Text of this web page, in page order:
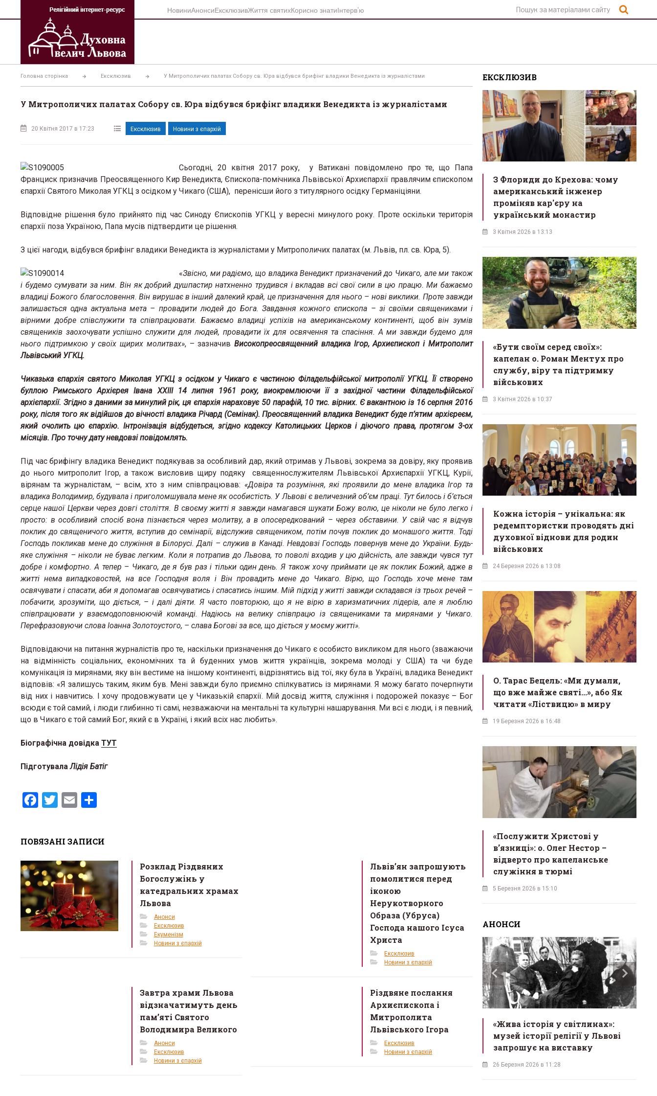
вмісту
НовиниАнонсиЕксклюзивЖиття святихКорисно знатиІнтерв’ю
Головна сторінка Ексклюзив У Митрополичих палатах Собору св. Юра відбувся брифінг владики Венедикта із журналістами
У Митрополичих палатах Собору св. Юра відбувся брифінг владики Венедикта із журналістами
20 Квітня 2017 в 17:23 Ексклюзив Новини з єпархій
Сьогодні, 20 квітня 2017 року, у Ватикані повідомлено про те, що Папа
Франциск призначив Преосвященного Кир Венедикта, Єпископа-помічника Львівської Архиєпархії правлячим єпископом
єпархії Святого Миколая УГКЦ з осідком у Чикаго (США), перенісши його з титулярного осідку Германіціяни.
Відповідне рішення було прийнято під час Синоду Єпископів УГКЦ у вересні минулого року. Проте оскільки територія
єпархії поза Україною, Папа мусів підтвердити це рішення.
З цієї нагоди, відбувся брифінг владики Венедикта із журналістами у Митрополичих палатах (м. Львів, пл. св. Юра, 5).
«Звісно, ми радіємо, що владика Венедикт призначений до Чикаго, але ми також
і будемо сумувати за ним. Він як добрий душпастир натхненно трудився і вкладав всі свої сили в цю працю. Ми бажаємо
владиці Божого благословення. Він вирушає в інший далекий край, це призначення для нього – нові виклики. Проте завжди
залишається одна актуальна мета – провадити людей до Бога. Завдання кожного єпископа – зі своїми священиками і
вірними добре співслужити та співпрацювати. Бажаємо владиці успіхів на американському континенті, щоб він зумів
священиків заохочувати успішно служити для людей, провадити їх для освячення та спасіння. А ми завжди будемо для
нього підтримкою у своїх щирих молитвах», – зазначивВисокопреосвященний владика Ігор, Архиєпископ і Митрополит
Львівський УГКЦ.
Чиказька єпархія святого Миколая УГКЦ з осідком у Чикаго є частиною Філадельфійської митрополії УГКЦ. Її створено
буллою Римського Архієрея Івана XXIII 14 липня 1961 року, виокремлюючи її з західної частини Філадельфійської
архієпархії. Згідно з даними за минулий рік, ця єпархія нараховує 50 парафій, 10 тис. вірних. Є вакантною із 16 серпня 2016
року, після того як відійшов до вічності владика Річард (Семінак). Преосвященний владика Венедикт буде п’ятим архієреєм,
який очолить цю єпархію. Інтронізація відбудеться, згідно кодексу Католицьких Церков і діючого права, протягом 3-ох
місяців. Про точну дату невдовзі повідомлять.
Під час брифінгу владика Венедикт подякував за особливий дар, який отримав у Львові, зокрема за довіру, яку проявив
до нього митрополит Ігор, а також висловив щиру подяку священнослужителям Львівської Архиєпархії УГКЦ, Курії,
вірянам та журналістам, – всім, хто з ним співпрацював: «Довіра та розуміння, які проявили до мене владика Ігор та
владика Володимир, будувала і приголомшувала мене як особистість. У Львові є величезний об’єм праці. Тут билось і б’ється
серце нашої Церкви через довгі століття. В своєму житті я завжди намагався шукати Божу волю, це ніколи не було легко і
просто: в особливий спосіб вона пізнається через молитву, а в опосередкований – через обставини. У свій час я відчув
поклик до священичого життя, вступив до семінарії, відслужив священиком, потім почув поклик до монашого життя. Тоді
Господь покликав мене до служіння в Білорусі. Далі – служив в Канаді. Невдовзі Господь повернув мене до України. Будь-
яке служіння – ніколи не буває легким. Коли я потрапив до Львова, то поволі входив у цю дійсність, але завжди чувся тут
добре і комфортно. А тепер – Чикаго, де я був раз і тільки один день. Я також хочу приймати це як поклик Божий, адже в
житті нема випадковостей, на все Господня воля і Він провадить мене до Чикаго. Вірю, що Господь хоче мене там
освячувати і спасати, аби я допомагав освячуватись і спасатись іншим. Мій підхід у житті завжди складався із трьох речей –
побачити, зрозуміти, що діється, – і далі діяти. Я часто повторюю, що я не вірю в харизматичних лідерів, але я люблю
співпрацювати у взаємодоповнюючій команді. Надіюсь на велику співпрацю із священиками та мирянами у Чикаго.
Перефразовуючи слова Іоанна Золотоустого, – слава Богові за все, що діється у моєму житті».
Відповідаючи на питання журналістів про те, наскільки призначення до Чикаго є особисто викликом для нього (зважаючи
на відмінність соціальних, економічних та й буденних умов життя українців, зокрема молоді у США) та чи буде
комунікація із мирянами, яку він вестиме на іншому континенті, відрізнятись від тої, яку була в Україні, владика Венедикт
відповів: «Я залишусь таким, яким був. Мені завжди було приємно спілкуватись із мирянами. Я можу багато почерпнути
від них і навчитись. І хочу продовжувати це у Чиказькій єпархії. Мій досвід життя, служіння і подорожей показує – Бог
всюди є той самий, і люди глибинно ті самі, незважаючи на ментальні та культурні нашарування. Ми всі є люди, і я певний,
що в Чикаго є той самий Бог, який є в Україні, і який всіх нас любить».
Біографічна довідка ТУТ
ПідготувалаЛідія Батіг
F
b
o
o
k
T
er
E
e
ПОВЯЗАНІ ЗАПИСИ
Розклад Різдвяних
Богослужінь у
катедральних храмах
Львова
Анонси
Ексклюзив
Екуменізм
Новини з єпархій
Львів’ян запрошують
помолитися перед
іконою
Нерукотворного
Образа (Убруса)
Господа нашого Ісуса
Христа
Ексклюзив
Новини з єпархій
Завтра храми Львова
відзначатимуть день
пам’яті Святого
Володимира Великого
Анонси
Ексклюзив
Новини з єпархій
Різдвяне послання
Архиєпископа і
Митрополита
Львівського Ігора
Ексклюзив
Новини з єпархій
ЕКСКЛЮЗИВ
З Флориди до Крехова: чому
американський інженер
проміняв кар'єру на
український монастир
3 Квітня 2026 в 13:13
«Бути своїм серед своїх»:
капелан о. Роман Ментух про
службу, віру та підтримку
військових
3 Квітня 2026 в 10:37
Кожна історія – унікальна: як
редемптористки проводять дні
духовної віднови для родин
військових
24 Березня 2026 в 13:08
О. Тарас Бецель: «Ми думали,
що вже майже святі...», або Як
читати «Ліствицю» в миру
19 Березня 2026 в 16:48
«Послужити Христові у
вʼязниці»: о. Олег Нестор –
відверто про капеланське
служіння в тюрмі
5 Березня 2026 в 15:10
АНОНСИ
запрошує на реколекції до
13 Березня 2026 в 15:13
«Від 50 до 5000»: о. Тарас
Михальчук розкрив секрет
успіху проєкту «Благодійна
верба»
«Жива історія у світлинах»:
музей історії релігії у Львові
запрошує на виставку
26 Березня 2026 в 11:28